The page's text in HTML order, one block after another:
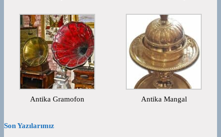
Antika Gramofon Antika Mangal
Son Yazılarımız